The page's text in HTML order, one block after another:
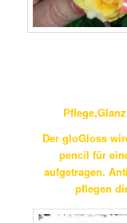
Der gloGloss
pencil für
aufgetragen.
pflegen